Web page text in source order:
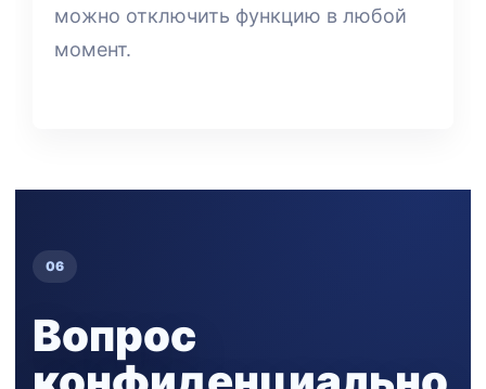
можно отключить функцию в любой
момент.
06
Вопрос